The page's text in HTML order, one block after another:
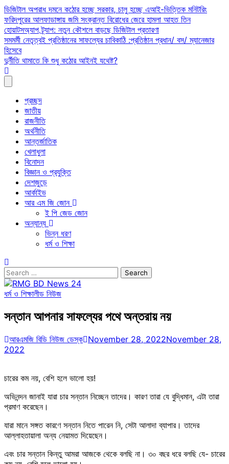
Skip
to
content
ডিজিটাল অপরাধ দমনে কঠোর হচ্ছে সরকার, চালু হচ্ছে এআই-ভিত্তিক মনিটরিং
ফরিদপুরের আলফাডাঙ্গায় জমি সংক্রান্ত বিরোধের জেরে হামলা আহত তিন
হোয়াটসঅ্যাপ ট্র্যাপ: নতুন কৌশলে বাড়ছে ডিজিটাল প্রতারণা
সমমর্মী নেতৃত্বই প্রতিষ্ঠানের সাফল্যের চাবিকাঠি :প্রতিষ্ঠান প্রধান/ বস/ ম্যানেজার
হিসেবে
দুর্নীতি থামাতে কি শুধু কঠোর আইনই যথেষ্ট?
প্রচ্ছদ
জাতীয়
রাজনীতি
অর্থনীতি
আন্তর্জাতিক
খেলাধুলা
বিনোদন
বিজ্ঞান ও প্রযুক্তি
দেশজুড়ে
আর্কাইভ
আর এম জি জোন
ই পি জেড জোন
অন্যান্য
ভিন্ন ধরণ
ধর্ম ও শিক্ষা
Search
for:
ধর্ম ও শিক্ষালীড নিউজ
সন্তান আপনার সাফল্যের পথে অন্তরায় নয়
আরএমজি বিডি নিউজ ডেস্ক November 28, 2022November 28,
2022
চারের কম নয়, বেশি হলে ভালো হয়!
অভিনন্দন জানাই যারা চার সন্তান নিচ্ছেন তাদের। কারণ তারা যে বুদ্ধিমান, এটা তারা
প্রমাণ করেছেন।
যারা মানে সঙ্গত কারণে সন্তান নিতে পারেন নি, সেটা আলাদা ব্যাপার। তাদের
আল্লাহতায়ালা অন্য নেয়ামত দিয়েছেন।
এবং চার সন্তান কিন্তু আমরা আজকে থেকে বলছি না। ৩০ বছর ধরে বলছি যে- চারের